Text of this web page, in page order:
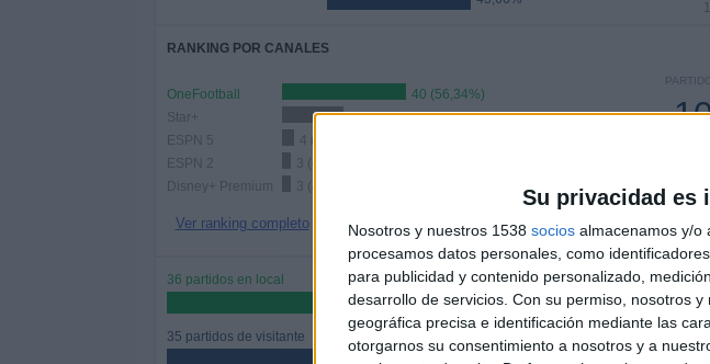
Su privacidad es
Nosotros y nuestros 1538 socios almacenamos y/o
procesamos datos personales, como
para publicidad y contenido personalizado,
desarrollo de servicios. Con su permiso, nosotros y
geográfica precisa e identificación mediante las
otorgarnos su consentimiento a nosotros y a
RANKING POR CANALES
OneFootball
40 (56,34%)
Star+
20 (28,17%)
ESPN 5
4 (5,63%)
ESPN 2
3 (4,23%)
Disney+ Premium
3 (4,23%)
Ver ranking completo
36 partidos en local
50,7%
35 partidos de visitante